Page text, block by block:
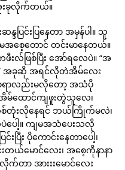
အုံးခုလိုက်တယ်။
ပြင်းပြနေတာ အမှန်ပါ။ သူ
မအစေ့တောင် တင်းမာနေတယ်။
လ်ဖြစ်ပြီး အော်ရလေပဲ။ “အ
း” အခုဆို အရင်လိုတဲအိမ်လေး
ာလည်းမလိုတော့ အသံပို
ထောင်ကျဖူးတွဲသူလေ၊
တုံးလိုနေရင် ဘယ်ကြိုက်မလဲ၊
ါ့။ ကျမအသံပေးသလို
ြီး ပိုကောင်းနေတာပေါ့၊
းတယ်မောင်လေး၊ အစေ့ကိုနာနာ
းလိုက်တာ အားးးမောင်လေး